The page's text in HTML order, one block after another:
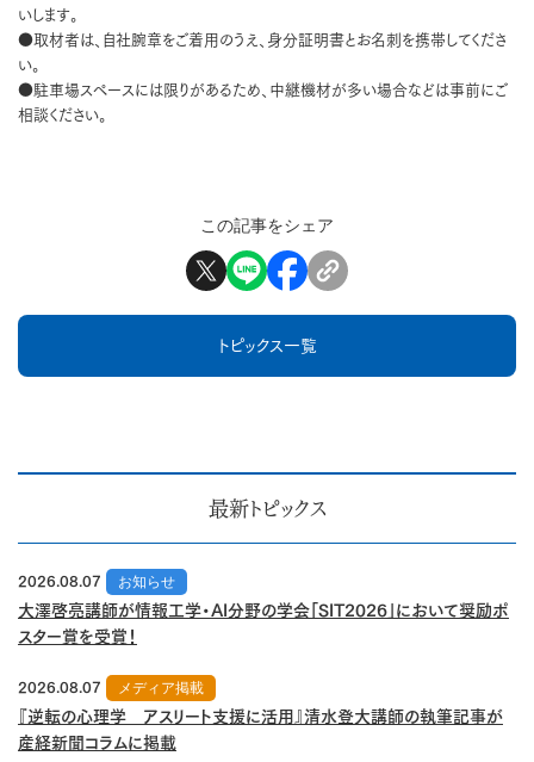
いします。
●取材者は、自社腕章をご着用のうえ、身分証明書とお名刺を携帯してくださ
い。
●駐車場スペースには限りがあるため、中継機材が多い場合などは事前にご
相談ください。
この記事をシェア
トピックス一覧
最新トピックス
2026.08.07
お知らせ
大澤啓亮講師が情報工学・AI分野の学会「SIT2026」において奨励ポ
スター賞を受賞！
2026.08.07
メディア掲載
『逆転の心理学 アスリート支援に活用』清水登大講師の執筆記事が
産経新聞コラムに掲載